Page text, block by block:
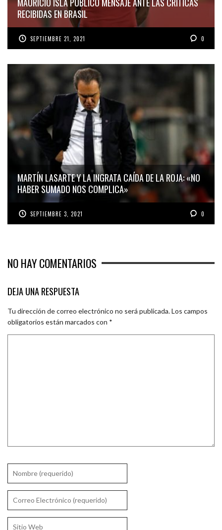
RECIBIDAS EN BRASIL
SEPTIEMBRE 21, 2021 0
MARTÍN LASARTE Y LA INGRATA CAÍDA DE LA ROJA: «NO
HABER SUMADO NOS COMPLICA»
SEPTIEMBRE 3, 2021 0
NO HAY COMENTARIOS
DEJA UNA RESPUESTA
Tu dirección de correo electrónico no será publicada.Los campos
obligatorios están marcados con *